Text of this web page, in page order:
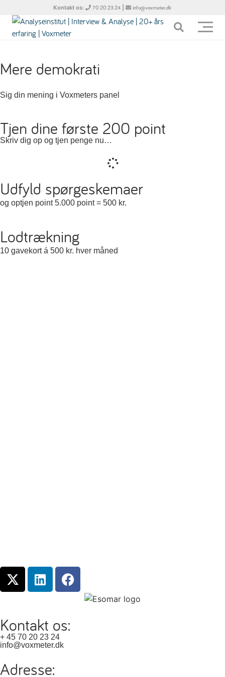
Kontakt os: 70 20 23 24 | info@voxmeter.dk
Mere demokrati
Sig din mening i Voxmeters panel
Tjen dine første 200 point
Skriv dig op og tjen penge nu…
Udfyld spørgeskemaer
og optjen point 5.000 point = 500 kr.
Lodtrækning
10 gavekort á 500 kr. hver måned
Kontakt os:
+ 45 70 20 23 24
info@voxmeter.dk
Adresse: